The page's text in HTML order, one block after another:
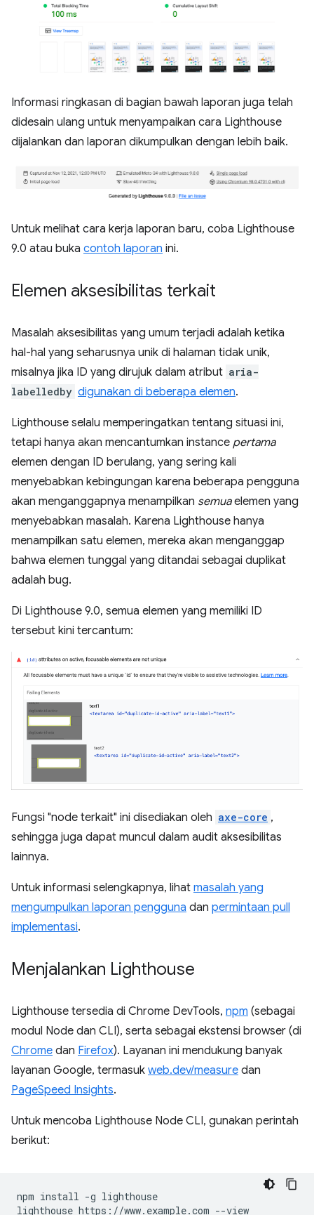
Informasi ringkasan di bagian bawah laporan juga telah
didesain ulang untuk menyampaikan cara Lighthouse
dijalankan dan laporan dikumpulkan dengan lebih baik.
Untuk melihat cara kerja laporan baru, coba Lighthouse
9.0 atau buka contoh laporan ini.
Elemen aksesibilitas terkait
Masalah aksesibilitas yang umum terjadi adalah ketika
hal-hal yang seharusnya unik di halaman tidak unik,
misalnya jika ID yang dirujuk dalam atribut aria-
labelledby digunakan di beberapa elemen.
Lighthouse selalu memperingatkan tentang situasi ini,
tetapi hanya akan mencantumkan instance pertama
elemen dengan ID berulang, yang sering kali
menyebabkan kebingungan karena beberapa pengguna
akan menganggapnya menampilkan semuaelemen yang
menyebabkan masalah. Karena Lighthouse hanya
menampilkan satu elemen, mereka akan menganggap
bahwa elemen tunggal yang ditandai sebagai duplikat
adalah bug.
Di Lighthouse 9.0, semua elemen yang memiliki ID
tersebut kini tercantum:
Fungsi "node terkait" ini disediakan oleh axe-core ,
sehingga juga dapat muncul dalam audit aksesibilitas
lainnya.
Untuk informasi selengkapnya, lihat masalah yang
mengumpulkan laporan pengguna dan permintaan pull
implementasi.
Menjalankan Lighthouse
Lighthouse tersedia di Chrome DevTools, npm (sebagai
modul Node dan CLI), serta sebagai ekstensi browser (di
Chrome dan Firefox). Layanan ini mendukung banyak
layanan Google, termasuk web.dev/measure dan
PageSpeed Insights.
Untuk mencoba Lighthouse Node CLI, gunakan perintah
berikut:
npm install -g lighthouse